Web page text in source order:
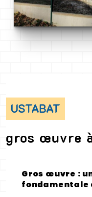
USTABAT
gros œuvre
Gros œuvre :
fondamentale